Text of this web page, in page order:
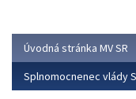
Úvodná stránka MV SR
Splnomocnenec vlády